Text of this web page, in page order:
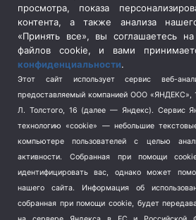
Социальная политика
(3)
Спецоперация в Украине
Спецоперация на Украине
(404)
Спорт (740)
Терроризм (1)
Транспорт (262)
Туризм (178)
Флот (76)
Школа и спорт (2)
просмотра, показа
контента, а также анализа
«Принять все», вы соглашаетесь
файлов cookie, и вами
конфиденциальности.
Этот сайт использует сервис веб-
предоставляемый компанией ООО «ЯНДЕКС»,
Л. Толстого, 16 (далее — Яндекс). Сервис
технологию «cookie» — небольшие
компьютере пользователей с целью
активности.
Собранная при помощи
идентифицировать вас, однако может
нашего сайта. Информация об
собранная при помощи cookie, будет